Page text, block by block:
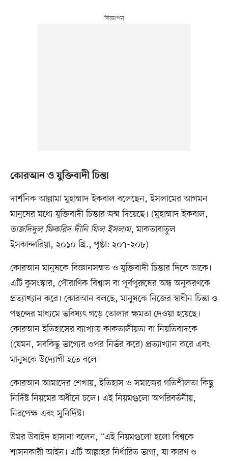
কোরআন ও যুক্তিবাদী চিন্তা
দার্শনিক আল্লামা মুহাম্মাদ ইকবাল বলেছেন, ইসলামের আগমন
মানুষের মধ্যে যুক্তিবাদী চিন্তার জন্ম দিয়েছে। (মুহাম্মাদ ইকবাল,
তাজদিদুল ফিকরিদ দীনি ফিল ইসলাম, মাকতাবাতুল
ইসকান্দারিয়া, ২০১০ খ্রি., পৃষ্ঠা: ২০৭-২০৮)
কোরআন মানুষকে বিজ্ঞানসম্মত ও যুক্তিবাদী চিন্তার দিকে ডাকে।
এটি কুসংস্কার, পৌরাণিক বিশ্বাস বা পূর্বপুরুষের অন্ধ অনুকরণকে
প্রত্যাখ্যান করে। কোরআন বলছে, মানুষকে নিজের স্বাধীন চিন্তা ও
পছন্দের মাধ্যমে ভবিষ্যৎ গড়ে তোলার ক্ষমতা দেওয়া হয়েছে।
কোরআন ইতিহাসের ব্যাখ্যায় কাকতালীয়তা বা নিয়তিবাদকে
(যেমন, সবকিছু ভাগ্যের ওপর নির্ভর করে) প্রত্যাখ্যান করে এবং
মানুষকে উদ্যোগী হতে বলে।
কোরআন আমাদের শেখায়, ইতিহাস ও সমাজের গতিশীলতা কিছু
নির্দিষ্ট নিয়মের অধীনে চলে। এই নিয়মগুলো অপরিবর্তনীয়,
নিরপেক্ষ এবং সুনির্দিষ্ট।
উমর উবাইদ হাসানা বলেন, “এই নিয়মগুলো হলো বিশ্বকে
শাসনকারী আইন। এটি আল্লাহর নির্ধারিত ভাগ্য, যা কারণ ও